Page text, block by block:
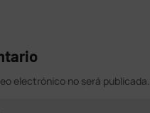
electrónico no será publicada.